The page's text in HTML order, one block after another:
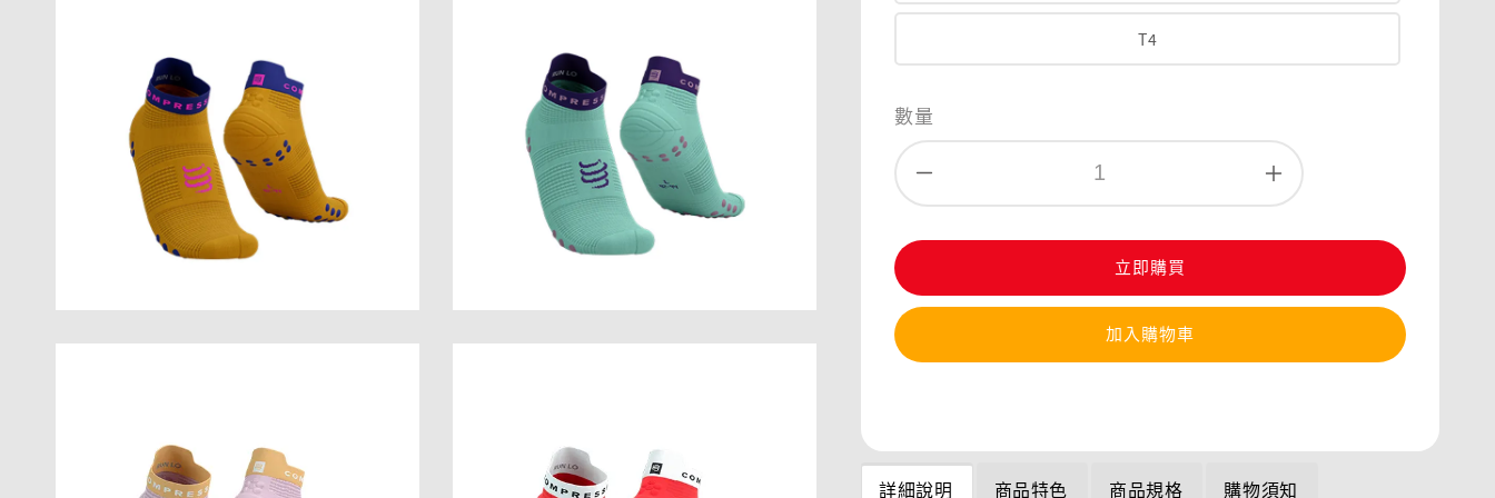
T4
數量
立即購買
加入購物車
詳細說明 商品特色 商品規格 購物須知